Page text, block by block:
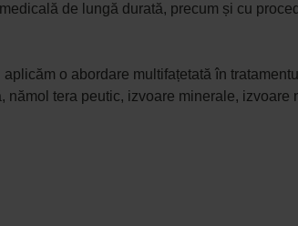
de lungă durată, precum și cu
o abordare multifațetată în
tera peutic, izvoare minerale, izvoare